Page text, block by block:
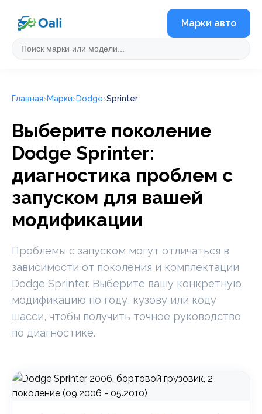
Марки авто
Главная Марки Dodge Sprinter
Выберите поколение
Dodge Sprinter:
диагностика проблем с
запуском для вашей
модификации
Проблемы с запуском могут отличаться в
зависимости от поколения и комплектации
Dodge Sprinter. Выберите вашу конкретную
модификацию по году, кузову или коду
шасси, чтобы получить точное руководство
по диагностике.